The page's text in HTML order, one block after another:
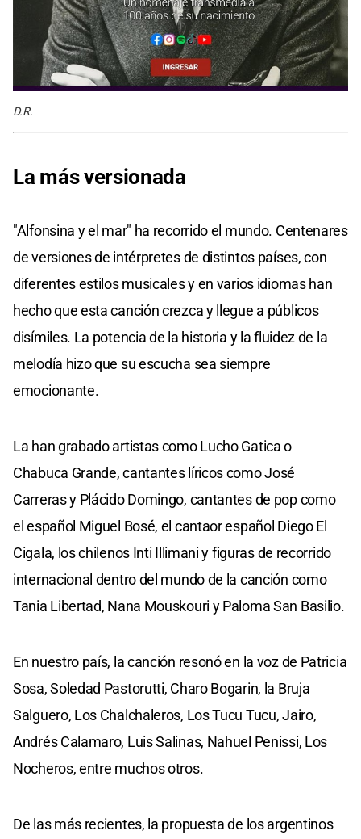
D.R.
La más versionada
"Alfonsina y el mar" ha recorrido el mundo. Centenares
de versiones de intérpretes de distintos países, con
diferentes estilos musicales y en varios idiomas han
hecho que esta canción crezca y llegue a públicos
disímiles. La potencia de la historia y la fluidez de la
melodía hizo que su escucha sea siempre
emocionante.
La han grabado artistas como Lucho Gatica o
Chabuca Grande, cantantes líricos como José
Carreras y Plácido Domingo, cantantes de pop como
el español Miguel Bosé, el cantaor español Diego El
Cigala, los chilenos Inti Illimani y figuras de recorrido
internacional dentro del mundo de la canción como
Tania Libertad, Nana Mouskouri y Paloma San Basilio.
En nuestro país, la canción resonó en la voz de Patricia
Sosa, Soledad Pastorutti, Charo Bogarin, la Bruja
Salguero, Los Chalchaleros, Los Tucu Tucu, Jairo,
Andrés Calamaro, Luis Salinas, Nahuel Penissi, Los
Nocheros, entre muchos otros.
De las más recientes, la propuesta de los argentinos